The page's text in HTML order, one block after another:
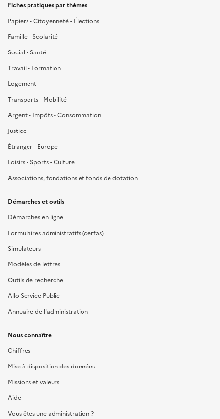
Fiches pratiques par thèmes
Papiers - Citoyenneté - Élections
Famille - Scolarité
Social - Santé
Travail - Formation
Logement
Transports - Mobilité
Argent - Impôts - Consommation
Justice
Étranger - Europe
Loisirs - Sports - Culture
Associations, fondations et fonds de dotation
Démarches et outils
Démarches en ligne
Formulaires administratifs (cerfas)
Simulateurs
Modèles de lettres
Outils de recherche
Allo Service Public
Annuaire de l'administration
Nous connaître
Chiffres
Mise à disposition des données
Missions et valeurs
Aide
Vous êtes une administration ?